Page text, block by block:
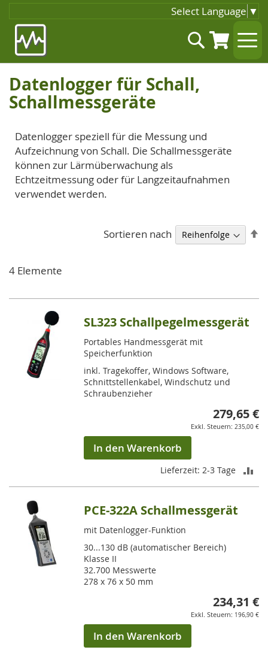
Select Language ▼
Inhalt
springen
Suche
Datenlogger für Schall,
Schallmessgeräte
Datenlogger speziell für die Messung und
Aufzeichnung von Schall. Die Schallmessgeräte
können zur Lärmüberwachung als
Echtzeitmessung oder für Langzeitaufnahmen
verwendet werden.
4 Elemente
Sortieren nach
SL323 Schallpegelmessgerät
Portables Handmessgerät mit
Speicherfunktion
inkl. Tragekoffer, Windows Software,
Schnittstellenkabel, Windschutz und
Schraubenzieher
279,65 €
235,00 €
In den Warenkorb
Lieferzeit: 2-3 Tage
PCE-322A Schallmessgerät
mit Datenlogger-Funktion
30...130 dB (automatischer Bereich)
Klasse II
32.700 Messwerte
278 x 76 x 50 mm
234,31 €
196,90 €
In den Warenkorb